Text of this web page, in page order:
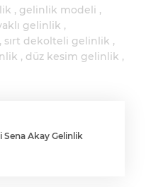
gelinlik modeli
gelinlik
sırt dekolteli gelinlik
düz kesim gelinlik
Sena Akay Gelinlik